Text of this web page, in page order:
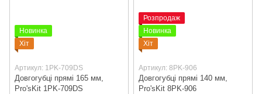
Новинка
Хіт
Артикул: 1PK-709DS
Довгогубці прямі 165 мм,
Pro'sKit 1PK-709DS
Розпродаж
Новинка
Хіт
Артикул: 8PK-906
Довгогубці прямі 140 мм,
Pro'sKit 8PK-906